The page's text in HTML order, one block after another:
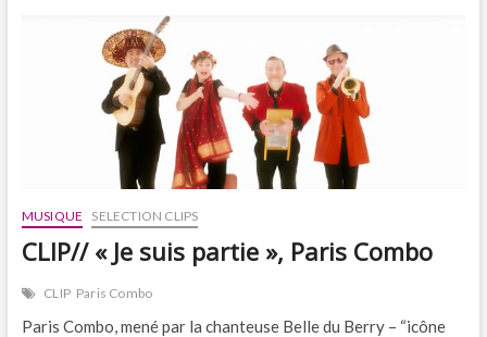
MUSIQUE SELECTION CLIPS
CLIP// « Je suis partie », Paris Combo
CLIP Paris Combo
Paris Combo, mené par la chanteuse Belle du Berry – “icône